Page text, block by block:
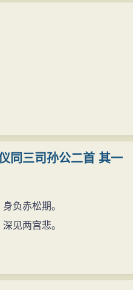
同三司孙公二首 其一
负赤松期。
见两宫悲。